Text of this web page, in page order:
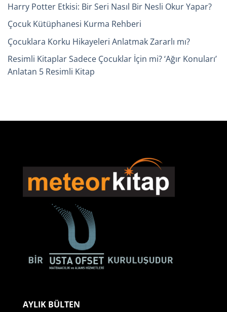
Harry Potter Etkisi: Bir Seri Nasıl Bir Nesli Okur Yapar?
Çocuk Kütüphanesi Kurma Rehberi
Çocuklara Korku Hikayeleri Anlatmak Zararlı mı?
Resimli Kitaplar Sadece Çocuklar İçin mi? ‘Ağır Konuları’
Anlatan 5 Resimli Kitap
AYLIK BÜLTEN